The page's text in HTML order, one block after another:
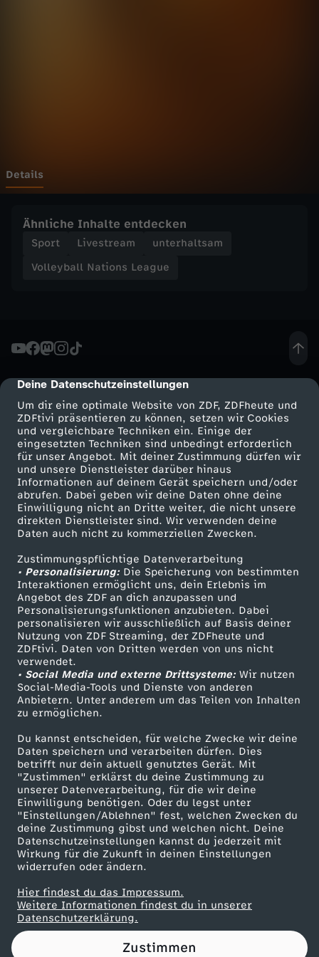
cmp-dialog-description
Deine Datenschutzeinstellungen
Um dir eine optimale Website von ZDF, ZDFheute und
ZDFtivi präsentieren zu können, setzen wir Cookies
und vergleichbare Techniken ein. Einige der
eingesetzten Techniken sind unbedingt erforderlich
für unser Angebot. Mit deiner Zustimmung dürfen wir
und unsere Dienstleister darüber hinaus
Informationen auf deinem Gerät speichern und/oder
abrufen. Dabei geben wir deine Daten ohne deine
Einwilligung nicht an Dritte weiter, die nicht unsere
direkten Dienstleister sind. Wir verwenden deine
Daten auch nicht zu kommerziellen Zwecken.
Zustimmungspflichtige Datenverarbeitung
• Personalisierung:Die Speicherung von bestimmten
Interaktionen ermöglicht uns, dein Erlebnis im
Angebot des ZDF an dich anzupassen und
Personalisierungsfunktionen anzubieten. Dabei
personalisieren wir ausschließlich auf Basis deiner
Nutzung von ZDF Streaming, der ZDFheute und
ZDFtivi. Daten von Dritten werden von uns nicht
verwendet.
• Social Media und externe Drittsysteme:Wir nutzen
Social-Media-Tools und Dienste von anderen
Anbietern. Unter anderem um das Teilen von Inhalten
zu ermöglichen.
Du kannst entscheiden, für welche Zwecke wir deine
Daten speichern und verarbeiten dürfen. Dies
betrifft nur dein aktuell genutztes Gerät. Mit
"Zustimmen" erklärst du deine Zustimmung zu
unserer Datenverarbeitung, für die wir deine
Einwilligung benötigen. Oder du legst unter
"Einstellungen/Ablehnen" fest, welchen Zwecken du
deine Zustimmung gibst und welchen nicht. Deine
Datenschutzeinstellungen kannst du jederzeit mit
Wirkung für die Zukunft in deinen Einstellungen
widerrufen oder ändern.
Hier findest du das Impressum.
Weitere Informationen findest du in unserer
Datenschutzerklärung.
Zustimmen
t
o
L
e
a
g
u
e
-
B
u
l
g
a
r
i
e
n
-
D
Details
Ähnliche Inhalte entdecken
Sport Livestream
unterhaltsam
Volleyball Nations League
Mehr ZDF
ZDF-Apps
Smart TV
ZDFtext
Livestreams
Sendungen A-Z
TV-Programm
Service
ZDFmitreden
Kontakt zum ZDF
Tickets
Zuschauerservice
Hilfe
ZDF Unternehmen
Karriere
ZDF goes Schule
Werbefernsehen
Mainzelmännchen
Partner